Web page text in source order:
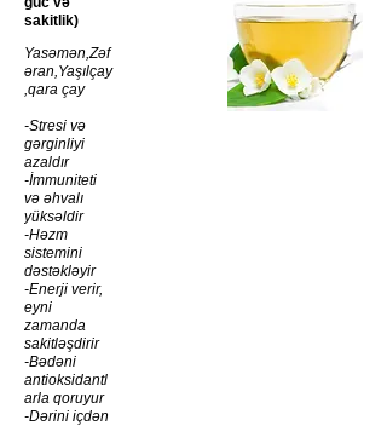
sakitlik)
Yasəmən,Zəf
əran,Yaşılçay
,qara çay
-Stresi və
gərginliyi
azaldır
-İmmuniteti
və əhvalı
yüksəldir
-Həzm
sistemini
dəstəkləyir
-Enerji verir,
eyni
zamanda
sakitləşdirir
-Bədəni
antioksidantl
arla qoruyur
-Dərini içdən